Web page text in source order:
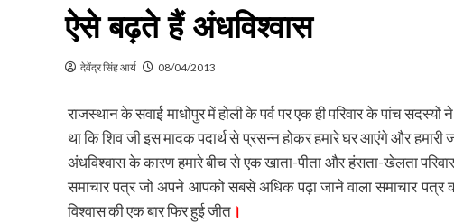
ऐसे बढ़ते हैं अंधविश्वास
देवेंद्र सिंह आर्य 08/04/2013
राजस्थान के सवाई माधोपुर में होली के पर्व पर एक ही परिवार के पांच
था कि शिव जी इस मादक पदार्थ से प्रसन्न होकर हमारे घर आएंगे और
अंधविश्वास के कारण हमारे बीच से एक खाता-पीता और हंसता-खेलता
समाचार पत्र जो अपने आपको सबसे अधिक पढ़ा जाने वाला समाचार पत्र
विश्वास की एक बार फिर हुई जीत ।